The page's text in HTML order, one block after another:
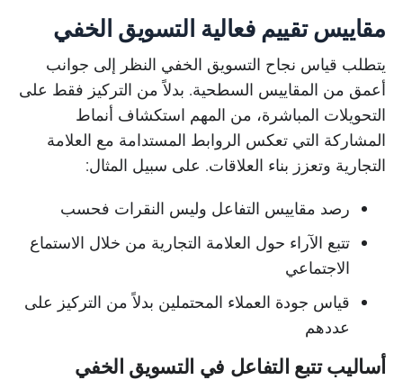
مقاييس تقييم فعالية التسويق الخفي
يتطلب قياس نجاح التسويق الخفي النظر إلى جوانب
أعمق من المقاييس السطحية. بدلاً من التركيز فقط على
التحويلات المباشرة، من المهم استكشاف أنماط
المشاركة التي تعكس الروابط المستدامة مع العلامة
التجارية وتعزز بناء العلاقات. على سبيل المثال:
رصد مقاييس التفاعل وليس النقرات فحسب
تتبع الآراء حول العلامة التجارية من خلال الاستماع
الاجتماعي
قياس جودة العملاء المحتملين بدلاً من التركيز على
عددهم
أساليب تتبع التفاعل في التسويق الخفي